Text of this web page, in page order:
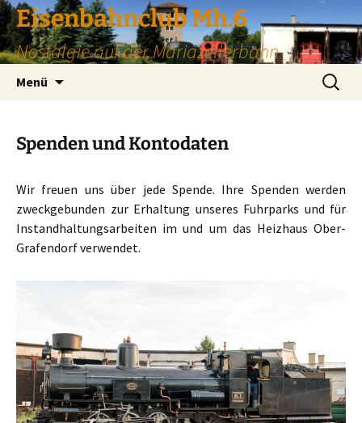
Zum
Inhalt
springen
Eisenbahnclub Mh.6
Nostalgie auf der Mariazellerbahn
Menü
Suchen
nach:
Spenden und Kontodaten
Wir freuen uns über jede Spende. Ihre Spenden werden
zweckgebunden zur Erhaltung unseres Fuhrparks und für
Instandhaltungsarbeiten im und um das Heizhaus Ober-
Grafendorf verwendet.